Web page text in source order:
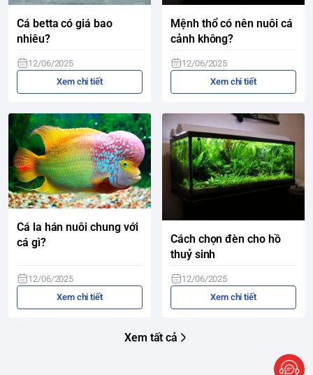
Cá betta có giá bao
nhiêu?
12/06/2025
Xem chi tiết
Mệnh thổ có nên nuôi cá
cảnh không?
12/06/2025
Xem chi tiết
Cá la hán nuôi chung với
cá gì?
12/06/2025
Xem chi tiết
Cách chọn đèn cho hồ
thuỷ sinh
12/06/2025
Xem chi tiết
Xem tất cả